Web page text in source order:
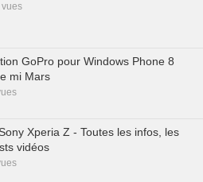
vues
GoPro pour Windows Phone 8
mi Mars
Xperia Z - Toutes les infos, les
vidéos